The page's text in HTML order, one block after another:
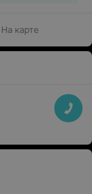
На карте